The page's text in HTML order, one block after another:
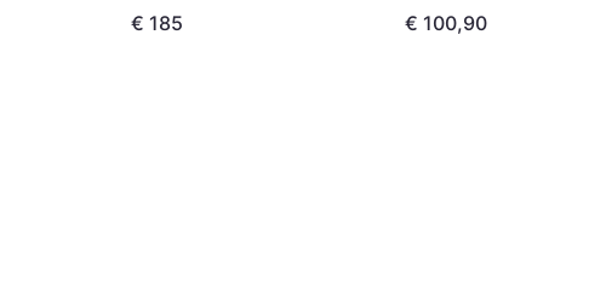
€ 185
€ 100,90